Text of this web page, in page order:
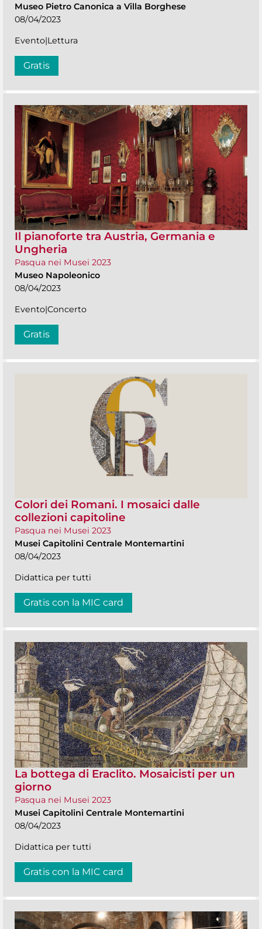
Museo Pietro Canonica a Villa Borghese
08/04/2023
Evento|Lettura
Gratis
Il pianoforte tra Austria, Germania e
Ungheria
Pasqua nei Musei 2023
Museo Napoleonico
08/04/2023
Evento|Concerto
Gratis
Colori dei Romani. I mosaici dalle
collezioni capitoline
Pasqua nei Musei 2023
Musei Capitolini Centrale Montemartini
08/04/2023
Didattica per tutti
Gratis con la MIC card
La bottega di Eraclito. Mosaicisti per un
giorno
Pasqua nei Musei 2023
Musei Capitolini Centrale Montemartini
08/04/2023
Didattica per tutti
Gratis con la MIC card